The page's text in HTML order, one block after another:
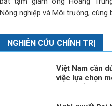
Nông nghiệp và Môi trường, cùng
NGHIÊN CỨU CHÍNH TRỊ
Việt Nam cần
việc lựa chọn